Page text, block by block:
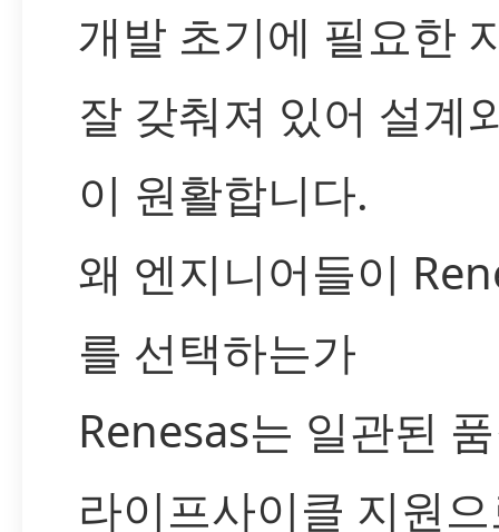
개발 초기에 필요한
잘 갖춰져 있어 설계
이 원활합니다.
왜 엔지니어들이
를 선택하는가
Renesas는 일관된
라이프사이클 지원